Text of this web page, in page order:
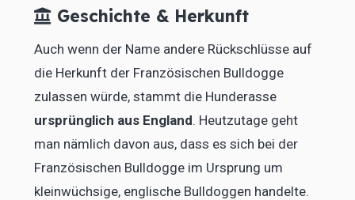
Geschichte & Herkunft
Auch wenn der Name andere Rückschlüsse auf
die Herkunft der Französischen Bulldogge
zulassen würde, stammt die Hunderasse
ursprünglich aus England. Heutzutage geht
man nämlich davon aus, dass es sich bei der
Französischen Bulldogge im Ursprung um
kleinwüchsige, englische Bulldoggen handelte.